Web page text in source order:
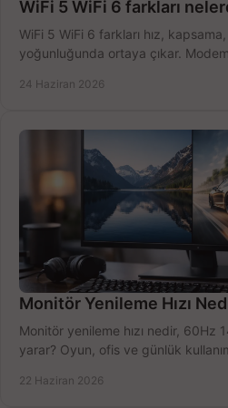
WiFi 5 WiFi 6 farkları
WiFi 5 WiFi 6 farkları hız,
yoğunluğunda ortaya çıkar.
24 Haziran 2026
Monitör Yenileme Hızı
Monitör yenileme hızı nedir, 60Hz
yarar? Oyun, ofis ve günlük
22 Haziran 2026